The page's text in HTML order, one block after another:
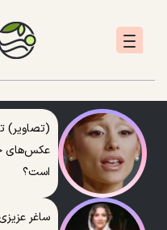
(تصاویر)
عکس‌های
است؟
ساغر